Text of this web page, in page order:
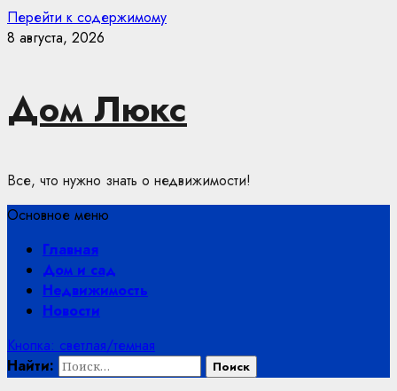
Перейти к содержимому
8 августа, 2026
Дом Люкс
Все, что нужно знать о недвижимости!
Основное меню
Главная
Дом и сад
Недвижимость
Новости
Кнопка: светлая/темная
Найти: